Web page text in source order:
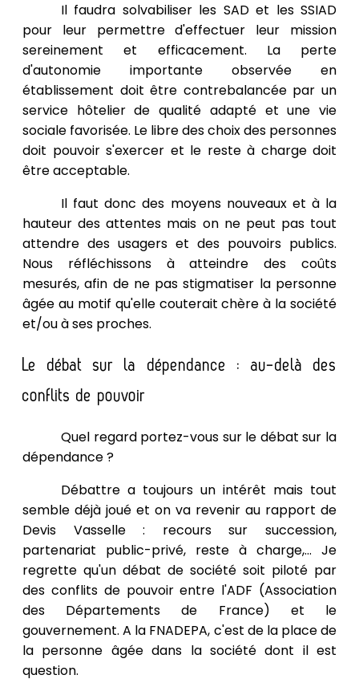
Il faudra solvabiliser les SAD et les SSIAD
pour leur permettre d'effectuer leur mission
sereinement et efficacement. La perte
d'autonomie importante observée en
établissement doit être contrebalancée par un
service hôtelier de qualité adapté et une vie
sociale favorisée. Le libre des choix des personnes
doit pouvoir s'exercer et le reste à charge doit
être acceptable.
Il faut donc des moyens nouveaux et à la
hauteur des attentes mais on ne peut pas tout
attendre des usagers et des pouvoirs publics.
Nous réfléchissons à atteindre des coûts
mesurés, afin de ne pas stigmatiser la personne
âgée au motif qu'elle couterait chère à la société
et/ou à ses proches.
Le débat sur la dépendance : au-delà des
conflits de pouvoir
Quel regard portez-vous sur le débat sur la
dépendance ?
Débattre a toujours un intérêt mais tout
semble déjà joué et on va revenir au rapport de
Devis Vasselle : recours sur succession,
partenariat public-privé, reste à charge,... Je
regrette qu'un débat de société soit piloté par
des conflits de pouvoir entre l'ADF (Association
des Départements de France) et le
gouvernement. A la FNADEPA, c'est de la place de
la personne âgée dans la société dont il est
question.